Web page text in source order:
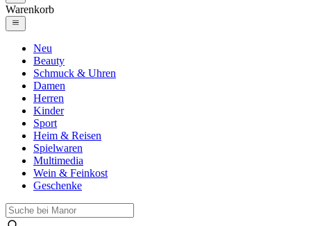
Warenkorb
Neu
Beauty
Schmuck & Uhren
Damen
Herren
Kinder
Sport
Heim & Reisen
Spielwaren
Multimedia
Wein & Feinkost
Geschenke